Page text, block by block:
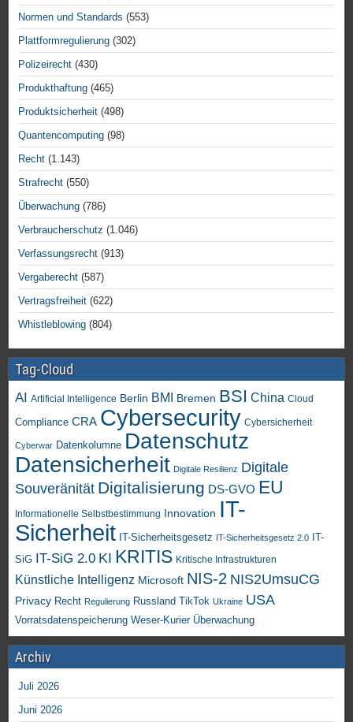
Normen und Standards (553)
Plattformregulierung (302)
Polizeirecht (430)
Produkthaftung (465)
Produktsicherheit (498)
Quantencomputing (98)
Recht (1.143)
Strafrecht (550)
Überwachung (786)
Verbraucherschutz (1.046)
Verfassungsrecht (913)
Vergaberecht (587)
Vertragsfreiheit (622)
Whistleblowing (804)
Tag-Cloud
AI Artificial Intelligence Berlin BMI Bremen BSI China Cloud
Compliance CRA Cybersecurity Cybersicherheit
Cyberwar Datenkolumne Datenschutz
Datensicherheit Digitale Resilienz Digitale
Souveränität Digitalisierung DS-GVO EU
Informationelle Selbstbestimmung Innovation IT-
Sicherheit IT-Sicherheitsgesetz IT-Sicherheitsgesetz 2.0
IT-
SiG IT-SiG 2.0 KI KRITIS Kritische Infrastrukturen
Künstliche Intelligenz Microsoft NIS-2 NIS2UmsuCG
Privacy Recht Regulierung Russland TikTok Ukraine USA
Vorratsdatenspeicherung Weser-Kurier Überwachung
Archiv
Juli 2026
Juni 2026